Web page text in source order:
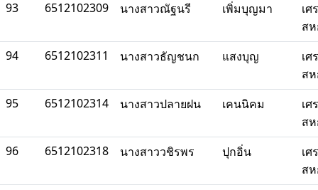
93
6512102309 นางสาวณัฐนรี เพิ่มบุญมา
เ
ส
94
6512102311 นางสาวธัญชนก แสงบุญ
เ
ส
95
6512102314 นางสาวปลายฝน เคนนิคม
เ
ส
96
6512102318 นางสาววชิรพร ปุกอิ่น
เ
ส